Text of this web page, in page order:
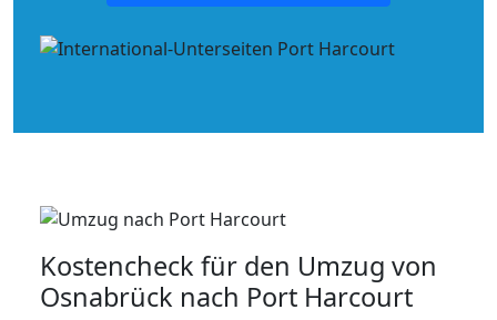
Kostencheck für den Umzug von
Osnabrück nach Port Harcourt